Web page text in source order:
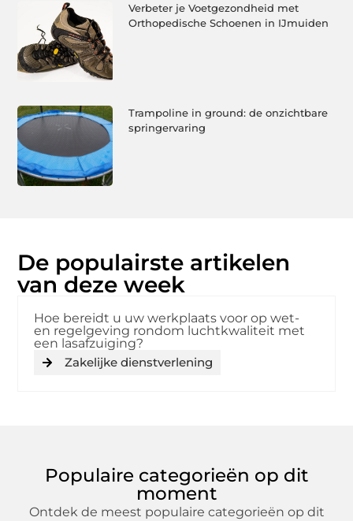
Verbeter je Voetgezondheid met
Orthopedische Schoenen in IJmuiden
Trampoline in ground: de onzichtbare
springervaring
De populairste artikelen
van deze week
Hoe bereidt u uw werkplaats voor op wet-
en regelgeving rondom luchtkwaliteit met
een lasafzuiging?
Zakelijke dienstverlening
Populaire categorieën op dit
moment
Ontdek de meest populaire categorieën op dit